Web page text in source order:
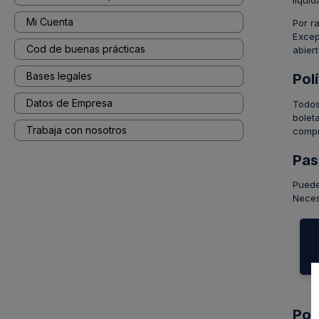
Mi Cuenta
Cod de buenas prácticas
Bases legales
Datos de Empresa
Trabaja con nosotros
Por